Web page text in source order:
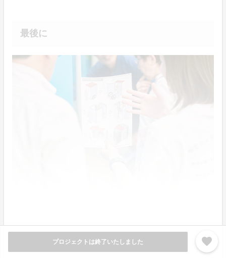
プロジェクトは終了いたしました favorite
最後に